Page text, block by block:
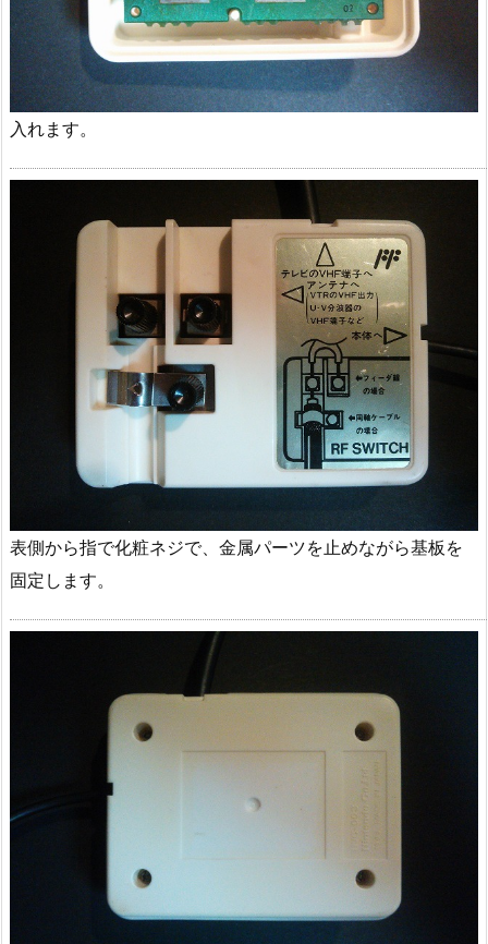
入れます。
表側から指で化粧ネジで、金属パーツを止めながら基板を
固定します。